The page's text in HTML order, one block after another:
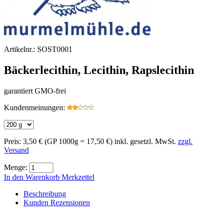
Artikelnr.: SOST0001
Bäckerlecithin, Lecithin, Rapslecithin
garantiert GMO-frei
Kundenmeinungen:
Preis: 3,50 € (GP 1000g = 17,50 €) inkl. gesetzl. MwSt. zzgl.
Versand
Menge:
In den Warenkorb Merkzettel
Beschreibung
Kunden Rezensionen